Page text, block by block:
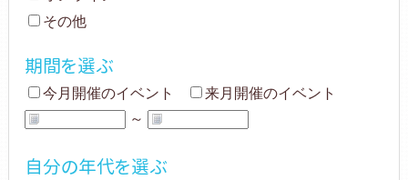
その他
期間を選ぶ
今月開催のイベント
来月開催のイベント
～
自分の年代を選ぶ